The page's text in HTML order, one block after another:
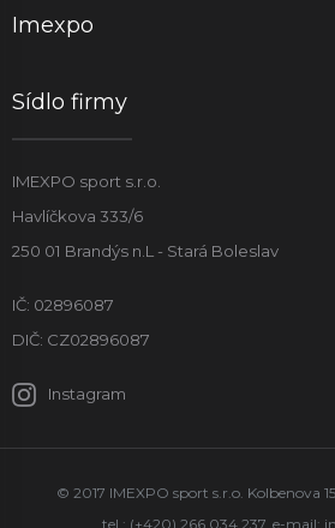
Imexpo
Sídlo firmy
IMEXPO sport s.r.o.
Havlíčkova 333/6
250 01 Brandýs n.L - Stará Boleslav
IČ: 02896087
DIČ: CZ02896087
Instagram
© 2017 IMEXPO sport s.r.o. Kolbenova
tel.: (+420) 266 034 237, e-mail: